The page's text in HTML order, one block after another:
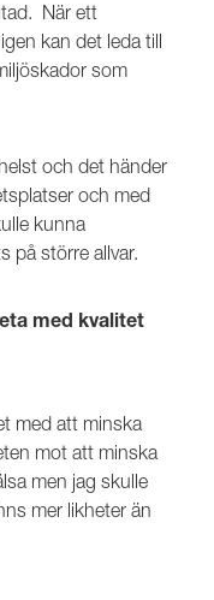
När ett
kan det leda till
som
och det händer
och med
kunna
på större allvar.
med kvalitet
med att minska
mot att minska
men jag skulle
mer likheter än